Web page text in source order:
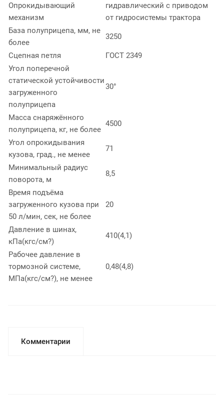
Опрокидывающий
механизм
гидравлический с приводом
от гидросистемы трактора
База полуприцепа, мм, не
более
3250
Сцепная петля
ГОСТ 2349
Угол поперечной
статической устойчивости
загруженного
полуприцепа
30°
Масса снаряжённого
полуприцепа, кг, не более
4500
Угол опрокидывания
кузова, град., не менее
71
Минимальный радиус
поворота, м
8,5
Время подъёма
загруженного кузова при
50 л/мин, сек, не более
20
Давление в шинах,
кПа(кгс/см?)
410(4,1)
Рабочее давление в
тормозной системе,
МПа(кгс/см?), не менее
0,48(4,8)
Комментарии